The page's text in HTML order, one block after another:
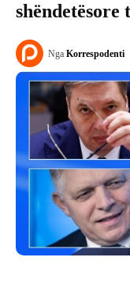
shëndetësore
Nga Korrespodenti